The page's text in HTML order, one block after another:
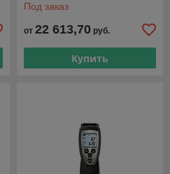
Под заказ
от 22 613,70 руб.
Купить